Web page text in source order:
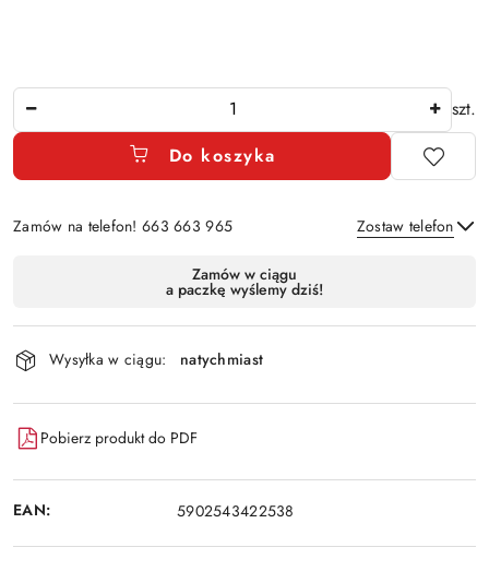
szt.
Do koszyka
Zamów na telefon! 663 663 965 Zostaw telefon
Wyślij
dostawa
Zamów w ciągu
a paczkę wyślemy dziś!
Wysyłka w ciągu: natychmiast
Pobierz produkt do PDF
EAN: 5902543422538